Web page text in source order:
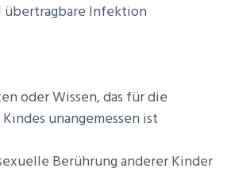
übertragbare Infektion
oder Wissen, das für die
unangemessen ist
Berührung anderer Kinder